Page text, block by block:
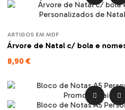
ARTIGOS EM MDF
Árvore de Natal c/ bola e
8,90 €
 